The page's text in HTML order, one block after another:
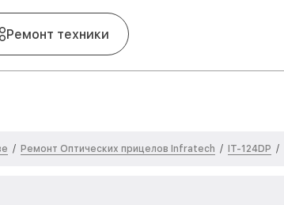
Ремонт техники
/ Ремонт Оптических прицелов Infratech / IT-124DP /